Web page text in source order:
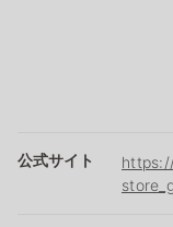
公式サイト